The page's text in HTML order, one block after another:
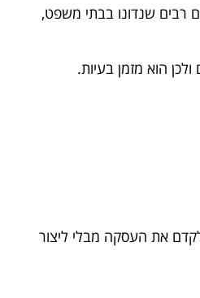
רבים שנדונו בבתי משפט,
הוא מזמן בעיות.
את העסקה מבלי ליצור